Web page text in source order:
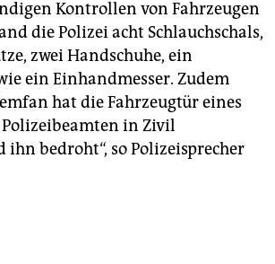
Kontrollen von Fahrzeugen
die Polizei acht Schlauchschals,
zwei Handschuhe, ein
ein Einhandmesser. Zudem
hat die Fahrzeugtür eines
in Zivil
ihn bedroht“, so Polizeisprecher